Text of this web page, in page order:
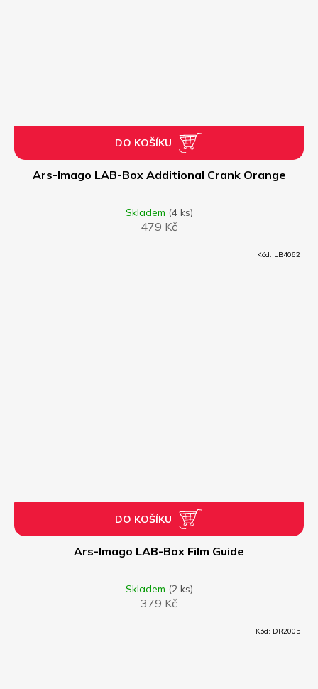
Ars-Imago LAB-Box Additional Crank Orange
Skladem (4 ks)
479 Kč
DO KOŠÍKU
Ars-Imago LAB-Box Film Guide
Skladem (2 ks)
379 Kč
DO KOŠÍKU
Kód: LB4062
Kód: DR2005